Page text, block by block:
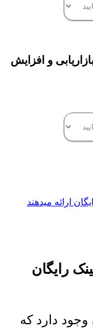
و افزایش
ارائه میدهند
رایگان
وجود دارد که